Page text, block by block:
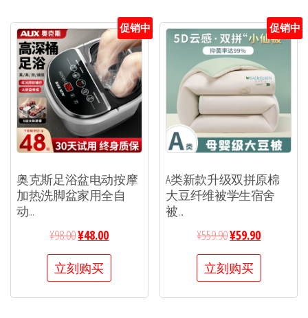
促销中
奥克斯足浴盆电动按摩
加热洗脚盆家用全自
动...
¥98.00¥48.00
立刻购买
促销中
A类新款升级双拼原棉
大豆纤维被学生宿舍
被...
¥559.90¥59.90
立刻购买